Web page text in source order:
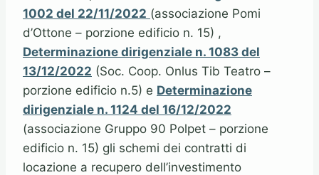
1002 del 22/11/2022 (associazione Pomi
d’Ottone – porzione edificio n. 15) ,
Determinazione dirigenziale n. 1083 del
13/12/2022 (Soc. Coop. Onlus Tib Teatro –
porzione edificio n.5) e Determinazione
dirigenziale n. 1124 del 16/12/2022
(associazione Gruppo 90 Polpet – porzione
edificio n. 15) gli schemi dei contratti di
locazione a recupero dell’investimento